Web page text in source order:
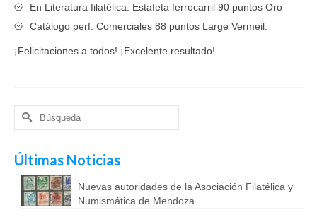
En Literatura filatélica: Estafeta ferrocarril 90 puntos Oro
Catálogo perf. Comerciales 88 puntos Large Vermeil.
¡Felicitaciones a todos! ¡Excelente resultado!
Buscar
por:
Últimas Noticias
Nuevas autoridades de la Asociación Filatélica y
Numismática de Mendoza